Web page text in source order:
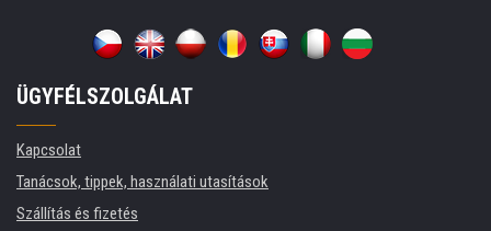
ÜGYFÉLSZOLGÁLAT
Kapcsolat
Tanácsok, tippek, használati utasítások
Szállítás és fizetés